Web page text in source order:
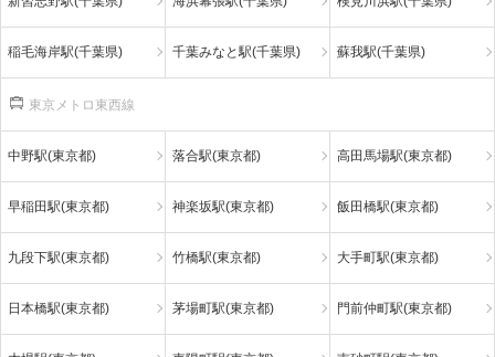
稲毛海岸駅(千葉県) 千葉みなと駅(千葉県) 蘇我駅(千葉県)
東京メトロ東西線
中野駅(東京都) 落合駅(東京都) 高田馬場駅(東京都)
早稲田駅(東京都) 神楽坂駅(東京都) 飯田橋駅(東京都)
九段下駅(東京都) 竹橋駅(東京都) 大手町駅(東京都)
日本橋駅(東京都) 茅場町駅(東京都) 門前仲町駅(東京都)